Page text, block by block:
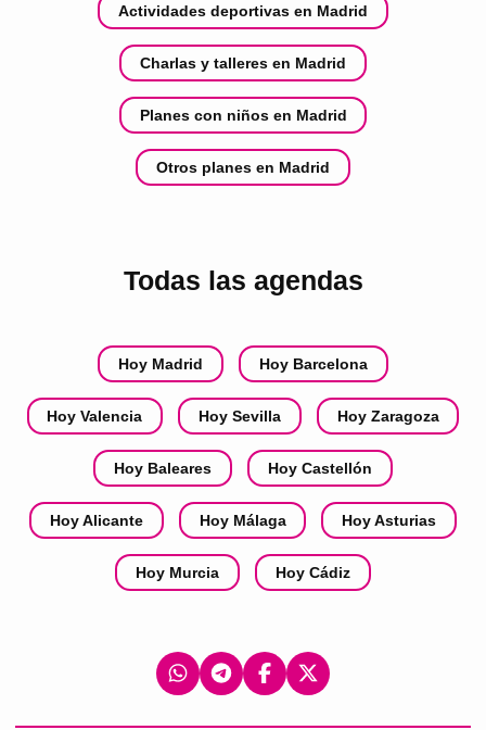
Actividades deportivas en Madrid
Charlas y talleres en Madrid
Planes con niños en Madrid
Otros planes en Madrid
Todas las agendas
Hoy Madrid Hoy Barcelona
Hoy Valencia Hoy Sevilla Hoy Zaragoza
Hoy Baleares Hoy Castellón
Hoy Alicante Hoy Málaga Hoy Asturias
Hoy Murcia Hoy Cádiz